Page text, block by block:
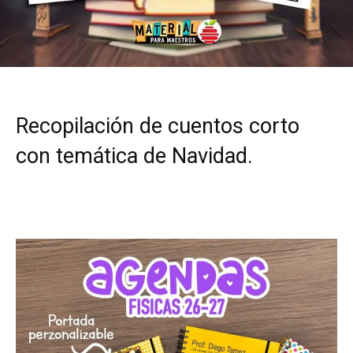
Recopilación de cuentos corto
con temática de Navidad.